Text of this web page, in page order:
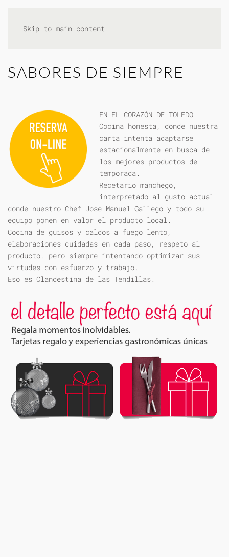
Skip to main content
SABORES DE SIEMPRE
EN EL CORAZÓN DE TOLEDO
Cocina honesta, donde nuestra
carta intenta adaptarse
estacionalmente en busca de
los mejores productos de
temporada.
Recetario manchego,
interpretado al gusto actual
donde nuestro Chef Jose Manuel Gallego y todo su
equipo ponen en valor el producto local.
Cocina de guisos y caldos a fuego lento,
elaboraciones cuidadas en cada paso, respeto al
producto, pero siempre intentando optimizar sus
virtudes con esfuerzo y trabajo.
Eso es Clandestina de las Tendillas.